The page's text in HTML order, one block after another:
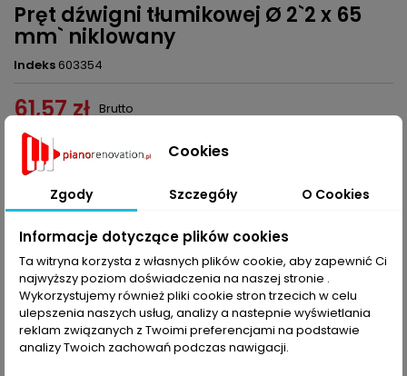
Pręt dźwigni tłumikowej Ø 2`2 x 65
mm` niklowany
Indeks 603354
61,57 zł Brutto
Ilość  Dodaj do koszyka
Ostatnie sztuki w magazynie
Udostępnij
OPIS SZCZEGÓŁY PRODUKTU
Pręt dźwigni tłumikowej Ø 2,2 x 65 mm, niklowany, 75 szt. w
komplecie
Cookies
Zgody Szczegóły O Cookies
Informacje dotyczące plików cookies
Ta witryna korzysta z własnych plików cookie, aby zapewnić Ci
najwyższy poziom doświadczenia na naszej stronie .
Wykorzystujemy również pliki cookie stron trzecich w celu
ulepszenia naszych usług, analizy a nastepnie wyświetlania
reklam związanych z Twoimi preferencjami na podstawie
analizy Twoich zachowań podczas nawigacji.